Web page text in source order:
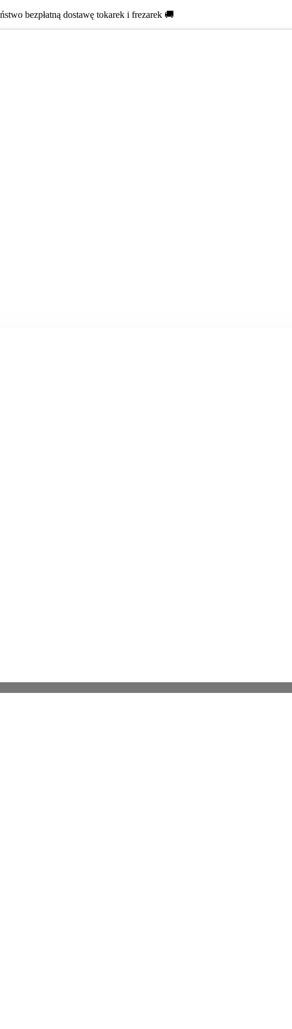
bezpłatną dostawę tokarek i frezarek 🚚